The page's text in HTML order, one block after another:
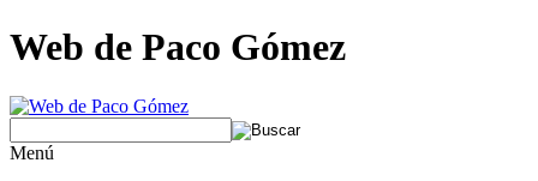
Web de Paco Gómez
Menú